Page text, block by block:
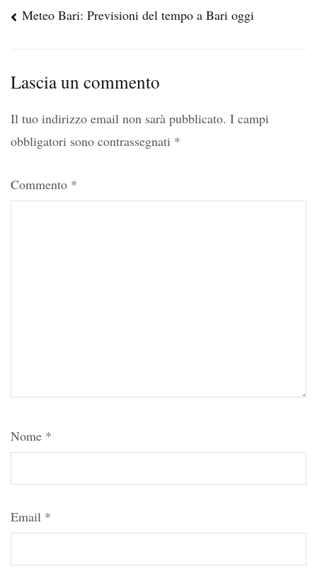
Navigazione
Meteo Bari: Previsioni del tempo a Bari oggi
Lascia un commento
Il tuo indirizzo email non sarà pubblicato. I campi
obbligatori sono contrassegnati *
Commento *
Nome *
Email *